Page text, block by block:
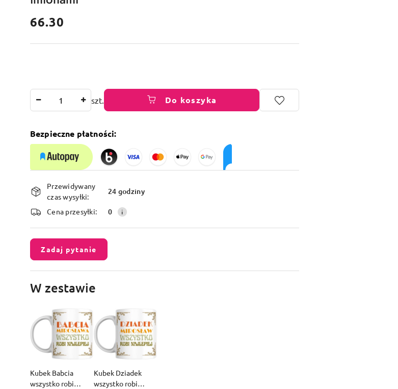
cena:
66.30
szt. Do koszyka
Bezpieczne płatności:
Dostępność
i
dostawa
Przewidywany
czas wysyłki:
24 godziny
Cena przesyłki: 0
Zadaj pytanie
W zestawie
Kubek Babcia
wszystko robi
Kubek Dziadek
wszystko robi